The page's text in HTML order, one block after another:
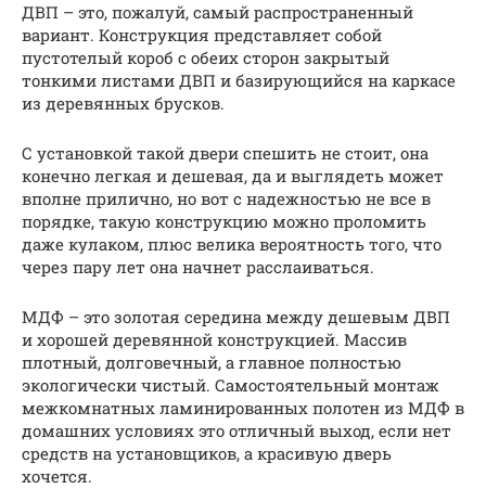
ДВП – это, пожалуй, самый распространенный
вариант. Конструкция представляет собой
пустотелый короб с обеих сторон закрытый
тонкими листами ДВП и базирующийся на каркасе
из деревянных брусков.
С установкой такой двери спешить не стоит, она
конечно легкая и дешевая, да и выглядеть может
вполне прилично, но вот с надежностью не все в
порядке, такую конструкцию можно проломить
даже кулаком, плюс велика вероятность того, что
через пару лет она начнет расслаиваться.
МДФ – это золотая середина между дешевым ДВП
и хорошей деревянной конструкцией. Массив
плотный, долговечный, а главное полностью
экологически чистый. Самостоятельный монтаж
межкомнатных ламинированных полотен из МДФ в
домашних условиях это отличный выход, если нет
средств на установщиков, а красивую дверь
хочется.